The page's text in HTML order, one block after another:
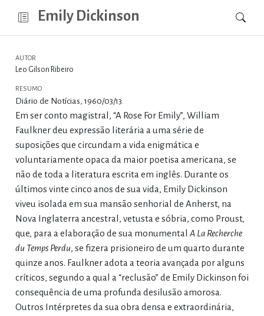
Emily Dickinson
AUTOR
Leo Gilson Ribeiro
RESUMO
Diário de Notícias, 1960/03/13.
Em ser conto magistral, “A Rose For Emily”, William
Faulkner deu expressão literária a uma série de
suposições que circundam a vida enigmática e
voluntariamente opaca da maior poetisa americana, se
não de toda a literatura escrita em inglês. Durante os
últimos vinte cinco anos de sua vida, Emily Dickinson
viveu isolada em sua mansão senhorial de Anherst, na
Nova Inglaterra ancestral, vetusta e sóbria, como Proust,
que, para a elaboração de sua monumental A La Recherche
du Temps Perdu, se fizera prisioneiro de um quarto durante
quinze anos. Faulkner adota a teoria avançada por alguns
críticos, segundo a qual a “reclusão” de Emily Dickinson foi
consequência de uma profunda desilusão amorosa.
Outros Intérpretes da sua obra densa e extraordinária,